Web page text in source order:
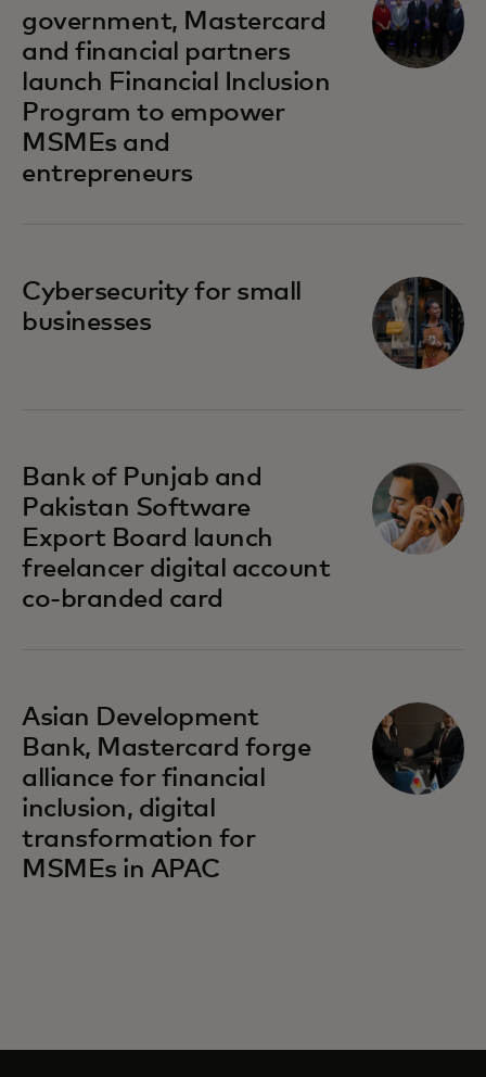
government, Mastercard
and financial partners
launch Financial Inclusion
Program to empower
MSMEs and
entrepreneurs
Cybersecurity for small
businesses
opens in a new tab
Bank of Punjab and
Pakistan Software
Export Board launch
freelancer digital account
co-branded card
opens in a new tab
Asian Development
Bank, Mastercard forge
alliance for financial
inclusion, digital
transformation for
MSMEs in APAC
opens in a new tab